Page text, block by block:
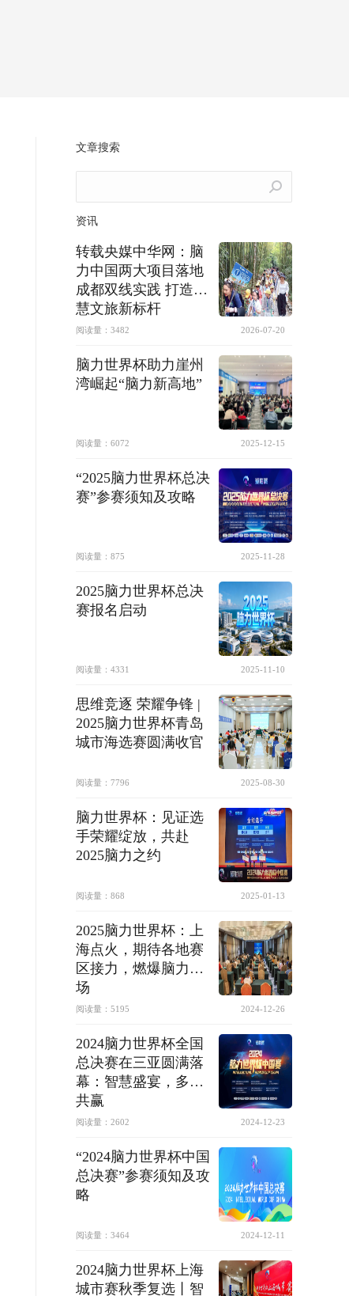
文章搜索
资讯
转载央媒中华网：脑
力中国两大项目落地
成都双线实践 打造智
慧文旅新标杆
阅读量： 3482 2026-07-20
脑力世界杯助力崖州
湾崛起“脑力新高地”
阅读量： 6072 2025-12-15
“2025脑力世界杯总决
赛”参赛须知及攻略
阅读量： 875 2025-11-28
2025脑力世界杯总决
赛报名启动
阅读量： 4331 2025-11-10
思维竞逐 荣耀争锋 |
2025脑力世界杯青岛
城市海选赛圆满收官
阅读量： 7796 2025-08-30
脑力世界杯：见证选
手荣耀绽放，共赴
2025脑力之约
阅读量： 868 2025-01-13
2025脑力世界杯：上
海点火，期待各地赛
区接力，燃爆脑力赛
场
阅读量： 5195 2024-12-26
2024脑力世界杯全国
总决赛在三亚圆满落
幕：智慧盛宴，多方
共赢
阅读量： 2602 2024-12-23
“2024脑力世界杯中国
总决赛”参赛须知及攻
略
阅读量： 3464 2024-12-11
2024脑力世界杯上海
城市赛秋季复选丨智